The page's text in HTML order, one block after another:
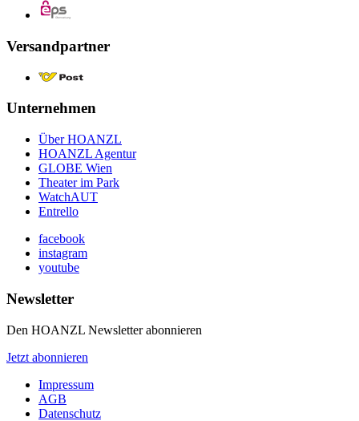
Versandpartner
Unternehmen
Über HOANZL
HOANZL Agentur
GLOBE Wien
Theater im Park
WatchAUT
Entrello
facebook
instagram
youtube
Newsletter
Den HOANZL Newsletter abonnieren
Jetzt abonnieren
Impressum
AGB
Datenschutz